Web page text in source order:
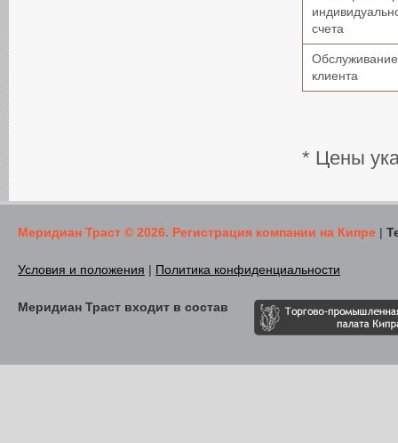
счета
Обслуживание
клиента
* Цены
Меридиан Траст © 2026. Регистрация компании на Кипре |
Условия и положения | Политика конфиденциальности
Меридиан Траст входит в состав